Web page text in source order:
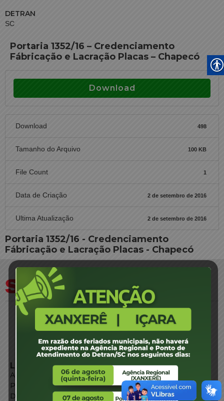
DETRAN
SC
Portaria 1352/16 – Credenciamento
Fábricação e Lacração Placas – Chapecó
Download
Download 498
Tamanho do Arquivo 100 KB
File Count 1
Data de Criação 2 de setembro de 2016
Ultima Atualização 2 de setembro de 2016
Portaria 1352/16 - Credenciamento
Fábricação e Lacração Placas - Chapecó
LINKS EXTERNOS
Agência de Notícias
Portal de Serviços
Diário Oficial